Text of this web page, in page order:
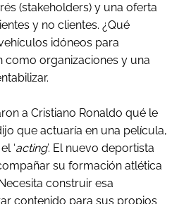
(stakeholders) y una oferta
y no clientes. ¿Qué
idóneos para
como organizaciones y una
a Cristiano Ronaldo qué le
que actuaría en una película,
‘acting’. El nuevo deportista
su formación atlética
construir esa
contenido para sus propios